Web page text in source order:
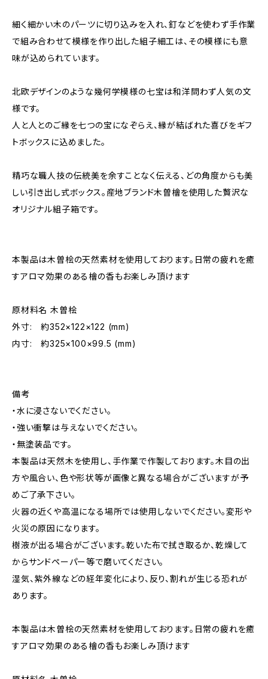
細く細かい木のパーツに切り込みを入れ、釘などを使わず手作業
で組み合わせて模様を作り出した組子細工は、その模様にも意
味が込められています。
北欧デザインのような幾何学模様の七宝は和洋問わず人気の文
様です。
人と人とのご縁を七つの宝になぞらえ、縁が結ばれた喜びをギフ
トボックスに込めました。
精巧な職人技の伝統美を余すことなく伝える、どの角度からも美
しい引き出し式ボックス。産地ブランド木曽檜を使用した贅沢な
オリジナル組子箱です。
本製品は木曽桧の天然素材を使用しております。日常の疲れを癒
すアロマ効果のある檜の香もお楽しみ頂けます
原材料名 木曽桧
外寸: 約352×122×122 (mm)
内寸: 約325×100×99.5 (mm)
備考
・水に浸さないでください。
・強い衝撃は与えないでください。
・無塗装品です。
本製品は天然木を使用し、手作業で作製しております。木目の出
方や風合い、色や形状等が画像と異なる場合がございますが予
めご了承下さい。
火器の近くや高温になる場所では使用しないでください。変形や
火災の原因になります。
樹液が出る場合がございます。乾いた布で拭き取るか、乾燥して
からサンドペーパー等で磨いてください。
湿気、紫外線などの経年変化により、反り、割れが生じる恐れが
あります。
本製品は木曽桧の天然素材を使用しております。日常の疲れを癒
すアロマ効果のある檜の香もお楽しみ頂けます